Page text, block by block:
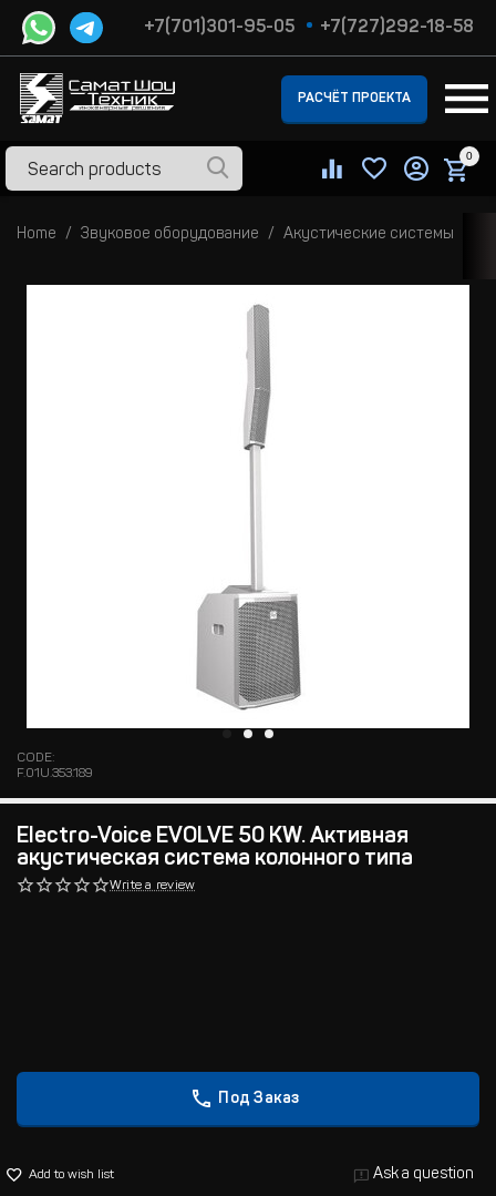
+7(701)301-95-05 +7(727)292-18-58
РАСЧЁТ ПРОЕКТА
0
Home Звуковое оборудование Акустические системы
CODE:
F.01U.353.189
Electro-Voice EVOLVE 50 KW. Активная
акустическая система колонного типа
Write a review
Под Заказ
Add to wish list Ask a question